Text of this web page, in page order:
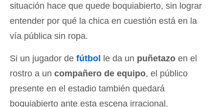
situación hace que quede boquiabierto, sin lograr
entender por qué la chica en cuestión está en la
vía pública sin ropa.
Si un jugador de fútbol le da un puñetazo en el
rostro a un compañero de equipo, el público
presente en el estadio también quedará
boquiabierto ante esta escena irracional.